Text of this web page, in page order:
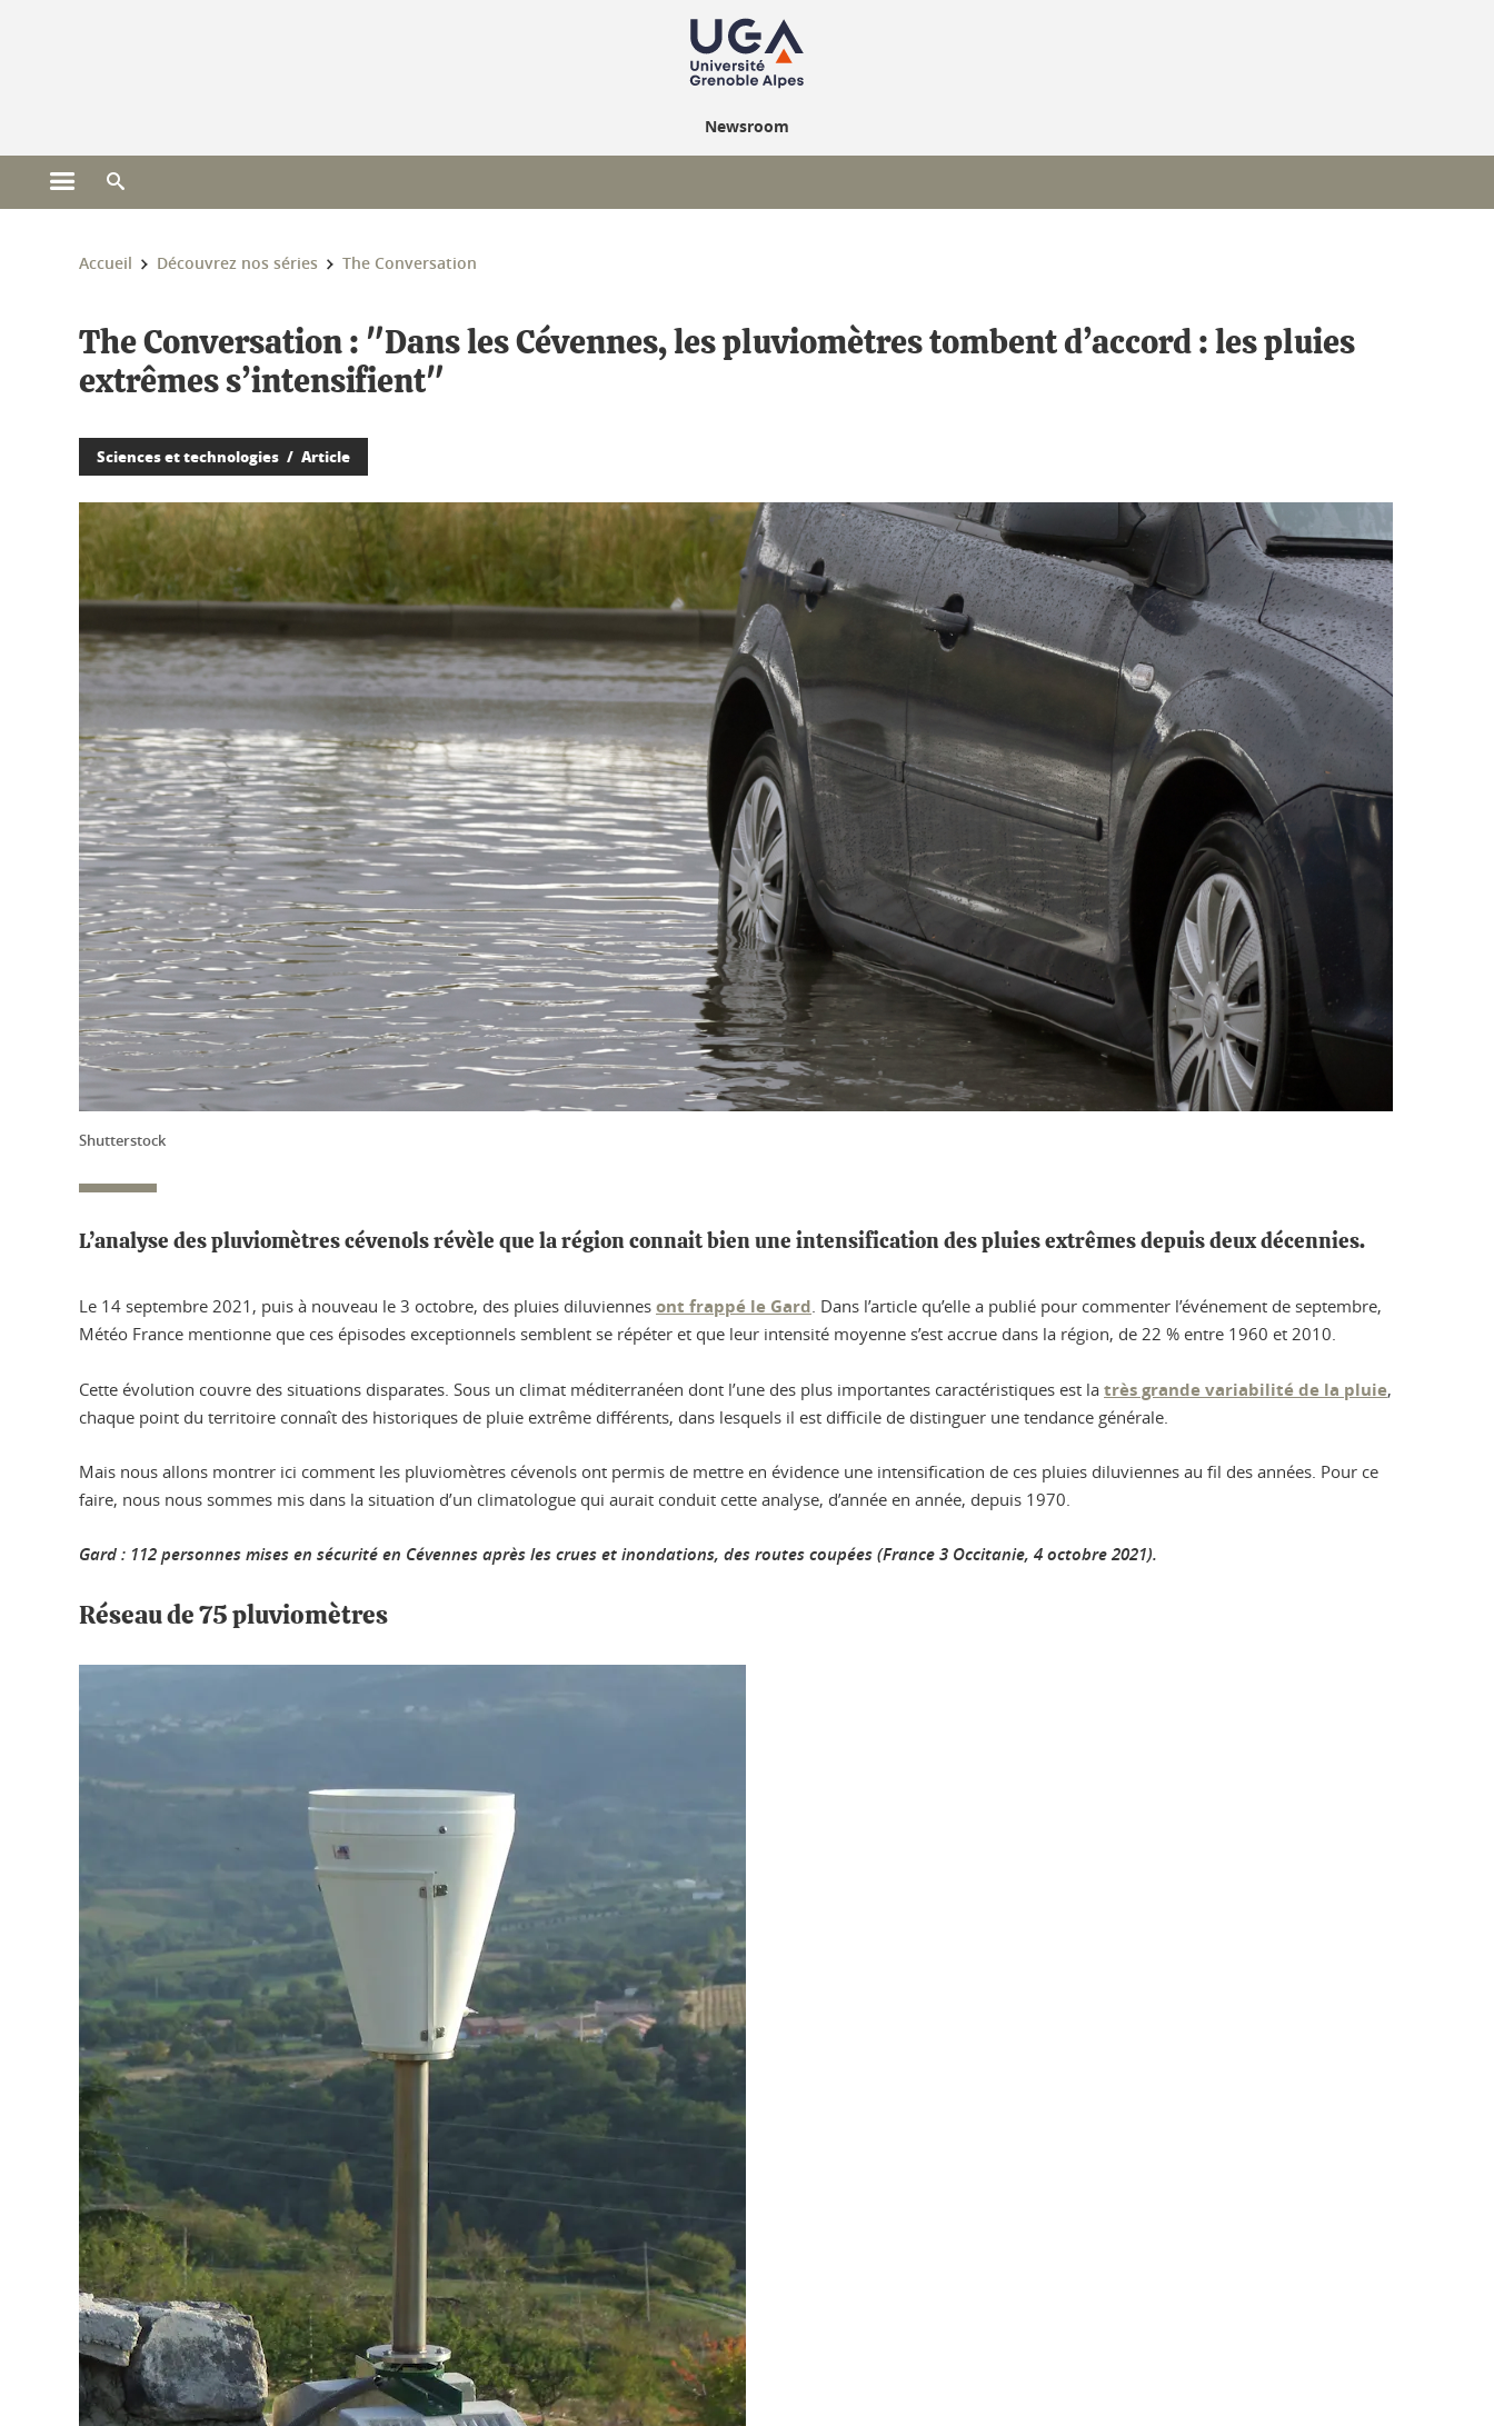
Newsroom
Ouvrir le menu principal
Vous êtes ici :
Accueil Découvrez nos séries The Conversation
The Conversation : "Dans les Cévennes, les pluviomètres tombent d’accord : les pluies
extrêmes s’intensifient"
Sciences et technologies Article
Shutterstock
L’analyse des pluviomètres cévenols révèle que la région connait bien une intensification des pluies extrêmes depuis deux décennies.
Le 14 septembre 2021, puis à nouveau le 3 octobre, des pluies diluviennes ont frappé le Gard. Dans l’article qu’elle a publié pour commenter l’événement de septembre,
Météo France mentionne que ces épisodes exceptionnels semblent se répéter et que leur intensité moyenne s’est accrue dans la région, de 22 % entre 1960 et 2010.
Cette évolution couvre des situations disparates. Sous un climat méditerranéen dont l’une des plus importantes caractéristiques est la très grande variabilité de la pluie,
chaque point du territoire connaît des historiques de pluie extrême différents, dans lesquels il est difficile de distinguer une tendance générale.
Mais nous allons montrer ici comment les pluviomètres cévenols ont permis de mettre en évidence une intensification de ces pluies diluviennes au fil des années. Pour ce
faire, nous nous sommes mis dans la situation d’un climatologue qui aurait conduit cette analyse, d’année en année, depuis 1970.
Gard : 112 personnes mises en sécurité en Cévennes après les crues et inondations, des routes coupées (France 3 Occitanie, 4 octobre 2021).
Réseau de 75 pluviomètres